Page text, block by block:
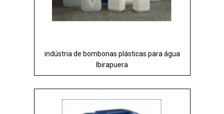
indústria de bombonas plásticas para água
Ibirapuera